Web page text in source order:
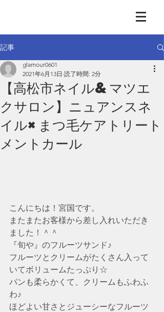
記事
【高松市ネイル&マツエ
クサロン】ニュアンスネ
イル×まつ毛ケアトリート
メントカール
glamour0601
2021年6月13日 読了時間: 2分
こんにちは！宮国です。
またまたお客様から差し入れいただき
ました！＾＾
『旬や』のフルーツサンド♪
フルーツとクリームがたくさん入って
いてボリュームたっぷり☆
パンも柔らかくて、クリームもふわふ
わ♪
ほどよい甘さとジューシーなフルーツ